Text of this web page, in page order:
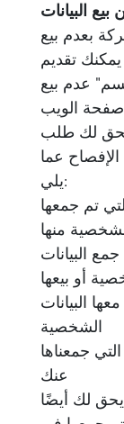
البيانات
بعدم بيع
تقديم
عدم بيع
لك طلب
عما
يلي:
تم جمعها
منها
البيانات
أو بيعها
البيانات
الشخصية
جمعناها
عنك
يحق لك أيضًا